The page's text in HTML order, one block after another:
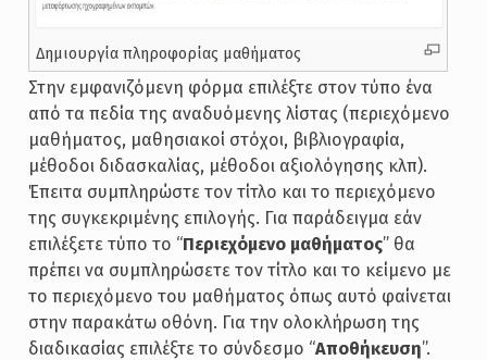
Δημιουργία πληροφορίας μαθήματος
Στην εμφανιζόμενη φόρμα επιλέξτε στον τύπο ένα
από τα πεδία της αναδυόμενης λίστας (περιεχόμενο
μαθήματος, μαθησιακοί στόχοι, βιβλιογραφία,
μέθοδοι διδασκαλίας, μέθοδοι αξιολόγησης κλπ).
Έπειτα συμπληρώστε τον τίτλο και το περιεχόμενο
της συγκεκριμένης επιλογής. Για παράδειγμα εάν
επιλέξετε τύπο το “Περιεχόμενο μαθήματος” θα
πρέπει να συμπληρώσετε τον τίτλο και το κείμενο με
το περιεχόμενο του μαθήματος όπως αυτό φαίνεται
στην παρακάτω οθόνη. Για την ολοκλήρωση της
διαδικασίας επιλέξτε το σύνδεσμο “Αποθήκευση”.